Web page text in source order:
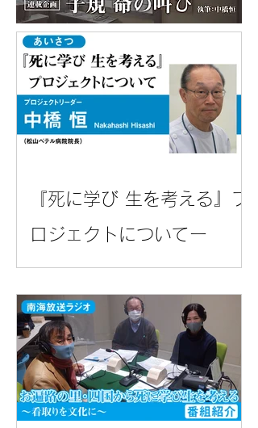
『死に学び 生を考える』プ
ロジェクトについてー